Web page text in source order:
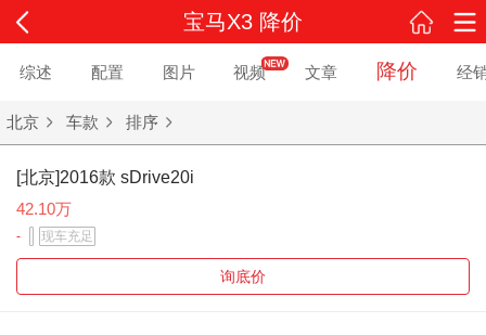
宝马X3 降价
综述 配置 图片 视频 文章 降价 经
北京 车款 排序
[北京]2016款 sDrive20i
42.10万
- 现车充足
询底价